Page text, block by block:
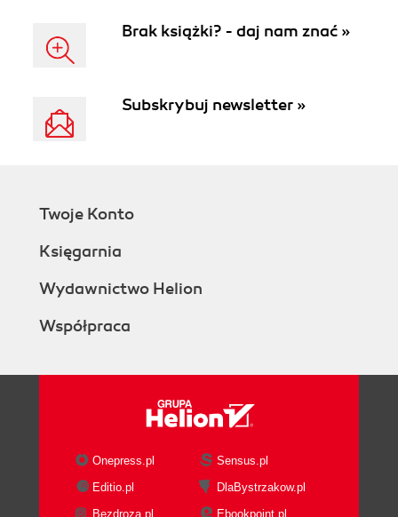
Brak książki? - daj nam znać »
Subskrybuj newsletter »
Twoje Konto
Księgarnia
Wydawnictwo Helion
Współpraca
Onepress.pl
Sensus.pl
Editio.pl
DlaBystrzakow.pl
Bezdroza.pl
Ebookpoint.pl